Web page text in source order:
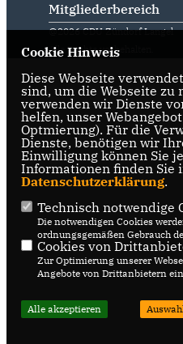
Mitgliederbereich
@2026 CDU Zündorf Langel
Alle Rechte vorbehalten.
Cookie Hinweis
Diese Webseite
sind, um die Webseite zu
verwenden wir Dienste
helfen, unser
Optmierung). Für die
Dienste, benötigen wir
Einwilligung können Sie
Informationen finden Sie
Datenschutzerklärung.
Technisch notwendige
Die notwendigen Cookies
ordnungsgemäßen Gebrauch
Cookies von
Zur Optimierung unserer
Angebote von Drittanbietern
Alle akzeptieren